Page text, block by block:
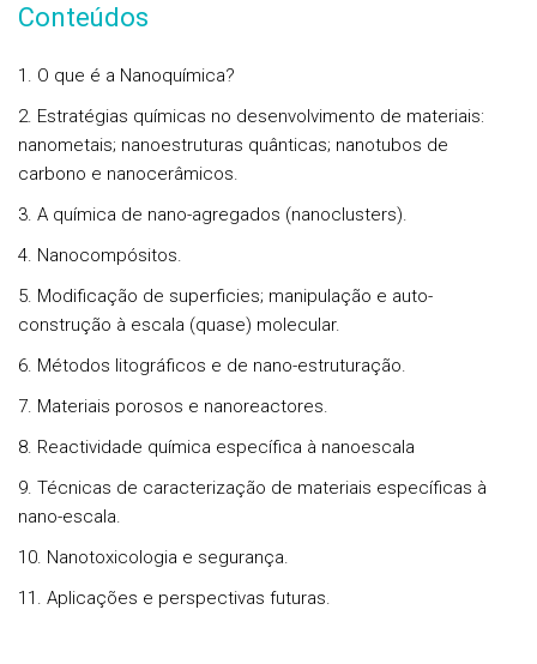
Conteúdos
1. O que é a Nanoquímica?
2. Estratégias químicas no desenvolvimento de materiais:
nanometais; nanoestruturas quânticas; nanotubos de
carbono e nanocerâmicos.
3. A química de nano-agregados (nanoclusters).
4. Nanocompósitos.
5. Modificação de superficies; manipulação e auto-
construção à escala (quase) molecular.
6. Métodos litográficos e de nano-estruturação.
7. Materiais porosos e nanoreactores.
8. Reactividade química específica à nanoescala
9. Técnicas de caracterização de materiais específicas à
nano-escala.
10. Nanotoxicologia e segurança.
11. Aplicações e perspectivas futuras.